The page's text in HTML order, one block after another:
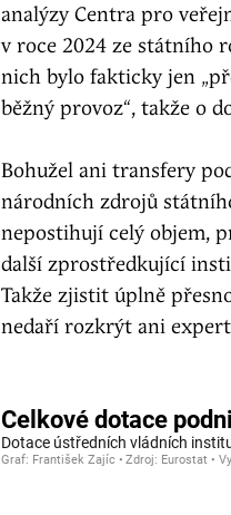
analýzy Centra pro
v roce 2024 ze státního
nich bylo fakticky jen
běžný provoz“, takže o
Bohužel ani transfery
národních zdrojů
nepostihují celý objem,
další zprostředkující
Takže zjistit úplně
nedaří rozkrýt ani